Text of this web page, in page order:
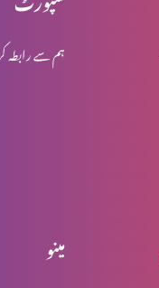
: اجر عظیم (حصہ 1)
پہاڑی واعظ (حصہ 4)
ہم سے رابطہ
مینو